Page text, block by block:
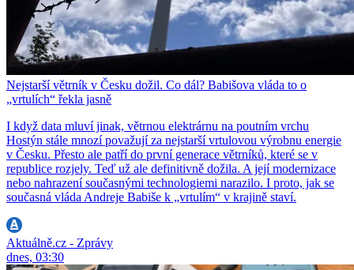
Nejstarší větrník v Česku dožil. Co dál? Babišova vláda to o
„vrtulích“ řekla jasně
I když data mluví jinak, větrnou elektrárnu na poutním vrchu
Hostýn stále mnozí považují za nejstarší vrtulovou výrobnu energie
v Česku. Přesto ale patří do první generace větrníků, které se v
republice rozjely. Teď už ale definitivně dožila. A její modernizace
nebo nahrazení současnými technologiemi narazilo. I proto, jak se
současná vláda Andreje Babiše k „vrtulím“ v krajině staví.
Aktuálně.cz - Zprávy
dnes, 03:30